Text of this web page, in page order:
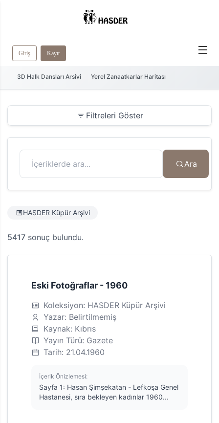
Giriş Kayıt
3D Halk Dansları Arsivi Yerel Zanaatkarlar Haritası
Filtreleri Göster
Ara
HASDER Küpür Arşivi
5417 sonuç bulundu.
Eski Fotoğraflar - 1960
Koleksiyon: HASDER Küpür Arşivi
Yazar: Belirtilmemiş
Kaynak: Kıbrıs
Yayın Türü: Gazete
Tarih: 21.04.1960
İçerik Önizlemesi:
Sayfa 1: Hasan Şimşekatan - Lefkoşa Genel
Hastanesi, sıra bekleyen kadınlar 1960...